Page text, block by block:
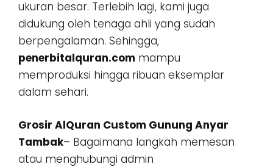
ukuran besar. Terlebih lagi, kami juga
didukung oleh tenaga ahli yang sudah
berpengalaman. Sehingga,
penerbitalquran.com mampu
memproduksi hingga ribuan eksemplar
dalam sehari.
Grosir AlQuran Custom Gunung Anyar
Tambak– Bagaimana langkah memesan
atau menghubungi admin